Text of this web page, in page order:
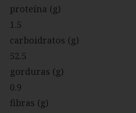
proteína (g)
1.5
carboidratos (g)
52.5
gorduras (g)
0.9
fibras (g)